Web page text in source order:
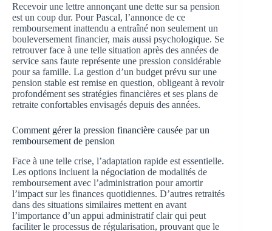
Recevoir une lettre annonçant une dette sur sa pension
est un coup dur. Pour Pascal, l’annonce de ce
remboursement inattendu a entraîné non seulement un
bouleversement financier, mais aussi psychologique. Se
retrouver face à une telle situation après des années de
service sans faute représente une pression considérable
pour sa famille. La gestion d’un budget prévu sur une
pension stable est remise en question, obligeant à revoir
profondément ses stratégies financières et ses plans de
retraite confortables envisagés depuis des années.
Comment gérer la pression financière causée par un
remboursement de pension
Face à une telle crise, l’adaptation rapide est essentielle.
Les options incluent la négociation de modalités de
remboursement avec l’administration pour amortir
l’impact sur les finances quotidiennes. D’autres retraités
dans des situations similaires mettent en avant
l’importance d’un appui administratif clair qui peut
faciliter le processus de régularisation, prouvant que le